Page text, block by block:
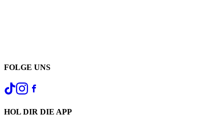
FOLGE UNS
HOL DIR DIE APP